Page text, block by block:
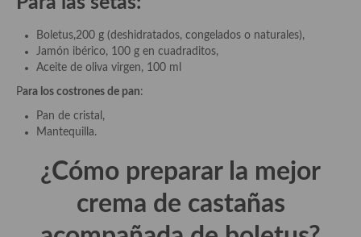
Pescado y Marisco
Postres y dulces
Postres con frutas
Salazones y encurtidos
Recetas Especiales
Recetas de Cuaresma
Recetas maridadas con los mejores AOVES
Boletus,200 g (deshidratados, congelados o naturales),
Jamón ibérico, 100 g en cuadraditos,
Aceite de oliva virgen, 100 ml
Para los costrones de pan:
Pan de cristal,
Mantequilla.
¿Cómo preparar la mejor
crema de castañas